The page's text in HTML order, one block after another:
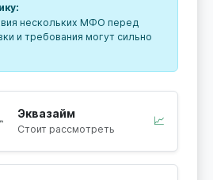
нескольких МФО перед
и требования могут сильно
Эквазайм
Стоит рассмотреть
📈